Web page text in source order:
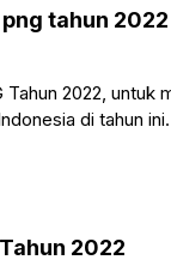
tahun 2022
2022, untuk
di tahun
Ke – 77 PNG Tahun 2022